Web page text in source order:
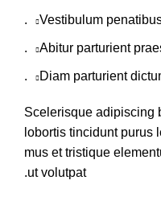
Vestibulum
Abitur parturient
Diam parturient
Scelerisque adipiscing
lobortis tincidunt purus
mus et tristique
ut volutpat.